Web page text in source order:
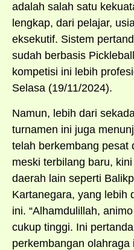
adalah salah satu
lengkap, dari pelajar,
eksekutif. Sistem
sudah berbasis
kompetisi ini lebih
Selasa (19/11/2024).
Namun, lebih dari
turnamen ini juga
telah berkembang pesat
meski terbilang baru,
daerah lain seperti
Kartanegara, yang lebih
ini. “Alhamdulillah,
cukup tinggi. Ini
perkembangan olahraga